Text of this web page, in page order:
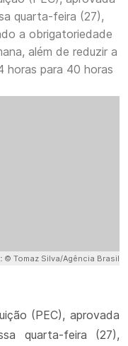
quarta-feira (27),
a obrigatoriedade
além de reduzir a
horas para 40 horas
© Tomaz Silva/Agência Brasil
(PEC), aprovada
quarta-feira (27),